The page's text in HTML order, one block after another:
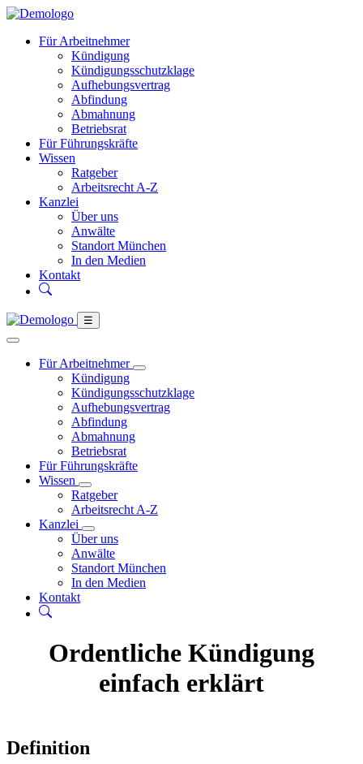
Für Arbeitnehmer
Kündigung
Kündigungsschutzklage
Aufhebungsvertrag
Abfindung
Abmahnung
Betriebsrat
Für Führungskräfte
Wissen
Ratgeber
Arbeitsrecht A-Z
Kanzlei
Über uns
Anwälte
Standort München
In den Medien
Kontakt
☰
Für Arbeitnehmer
Kündigung
Kündigungsschutzklage
Aufhebungsvertrag
Abfindung
Abmahnung
Betriebsrat
Für Führungskräfte
Wissen
Ratgeber
Arbeitsrecht A-Z
Kanzlei
Über uns
Anwälte
Standort München
In den Medien
Kontakt
Ordentliche Kündigung
einfach erklärt
Definition